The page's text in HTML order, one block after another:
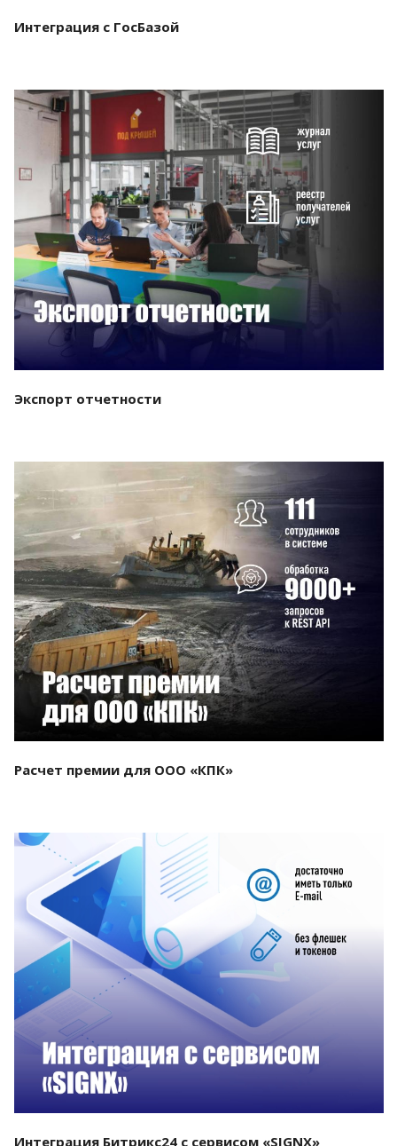
Интеграция с ГосБазой
Смотреть проект
Экспорт отчетности
Смотреть проект
Расчет премии для ООО «КПК»
Смотреть проект
Интеграция Битрикс24 с сервисом «SIGNX»